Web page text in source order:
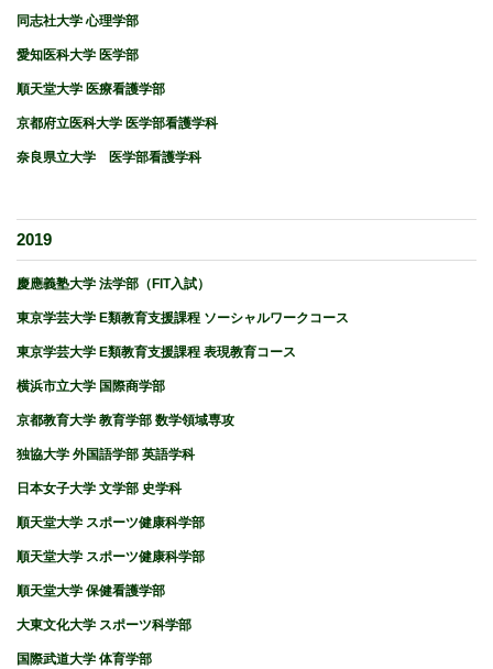
同志社大学 心理学部
愛知医科大学 医学部
順天堂大学 医療看護学部
京都府立医科大学 医学部看護学科
奈良県立大学 医学部看護学科
2019
慶應義塾大学 法学部（FIT入試）
東京学芸大学 E類教育支援課程 ソーシャルワークコース
東京学芸大学 E類教育支援課程 表現教育コース
横浜市立大学 国際商学部
京都教育大学 教育学部 数学領域専攻
独協大学 外国語学部 英語学科
日本女子大学 文学部 史学科
順天堂大学 スポーツ健康科学部
順天堂大学 スポーツ健康科学部
順天堂大学 保健看護学部
大東文化大学 スポーツ科学部
国際武道大学 体育学部